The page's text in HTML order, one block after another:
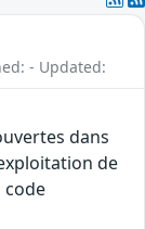
- Updated:
dans
de
code